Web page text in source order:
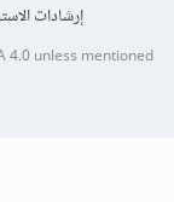
إرشادات
4.0unless mentioned